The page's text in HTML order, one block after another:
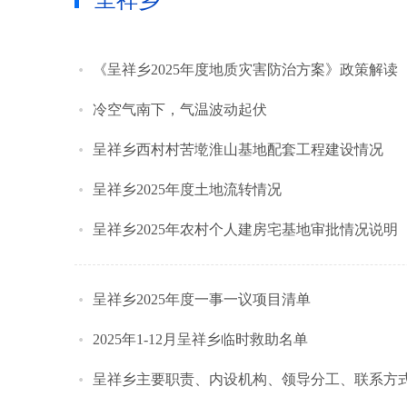
《呈祥乡2025年度地质灾害防治方案》政策解读
冷空气南下，气温波动起伏
呈祥乡西村村苦墘淮山基地配套工程建设情况
呈祥乡2025年度土地流转情况
呈祥乡2025年农村个人建房宅基地审批情况说明
呈祥乡2025年度一事一议项目清单
2025年1-12月呈祥乡临时救助名单
呈祥乡主要职责、内设机构、领导分工、联系方